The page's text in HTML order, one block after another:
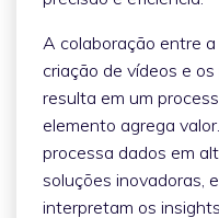
A colaboração entre
criação de vídeos e
resulta em um
elemento agrega
processa dados em
soluções inovadoras,
interpretam os